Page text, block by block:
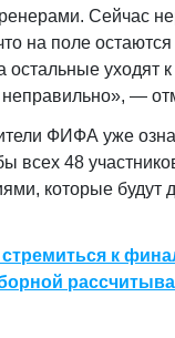
Сейчас
на поле остаются
остальные уходят
неправильно», —
ФИФА уже
всех 48
которые будут
к